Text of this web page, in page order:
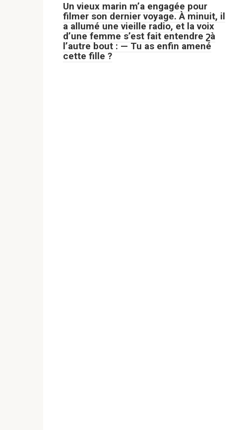
Un vieux marin m’a engagée pour
filmer son dernier voyage. À minuit, il
a allumé une vieille radio, et la voix
d’une femme s’est fait entendre շà
l’autre bout : — Tu as enfin amené
cette fille ?